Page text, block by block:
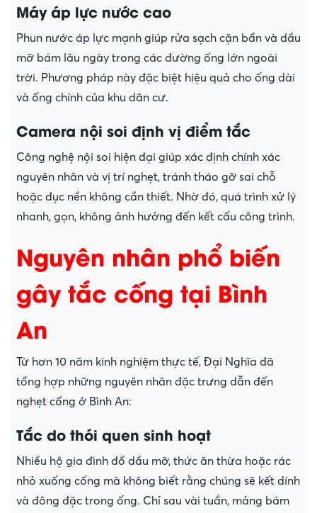
Máy áp lực nước cao
Phun nước áp lực mạnh giúp rửa sạch cặn bẩn và dầu
mỡ bám lâu ngày trong các đường ống lớn ngoài
trời. Phương pháp này đặc biệt hiệu quả cho ống dài
và ống chính của khu dân cư.
Camera nội soi định vị điểm tắc
Công nghệ nội soi hiện đại giúp xác định chính xác
nguyên nhân và vị trí nghẹt, tránh tháo gỡ sai chỗ
hoặc đục nền không cần thiết. Nhờ đó, quá trình xử lý
nhanh, gọn, không ảnh hưởng đến kết cấu công trình.
Nguyên nhân phổ biến
gây tắc cống tại Bình
An
Từ hơn 10 năm kinh nghiệm thực tế, Đại Nghĩa đã
tổng hợp những nguyên nhân đặc trưng dẫn đến
nghẹt cống ở Bình An:
Tắc do thói quen sinh hoạt
Nhiều hộ gia đình đổ dầu mỡ, thức ăn thừa hoặc rác
nhỏ xuống cống mà không biết rằng chúng sẽ kết dính
và đông đặc trong ống. Chỉ sau vài tuần, mảng bám